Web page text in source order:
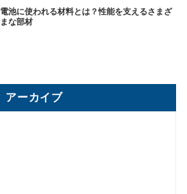
電池に使われる材料とは？性能を支えるさまざ
まな部材
アーカイブ